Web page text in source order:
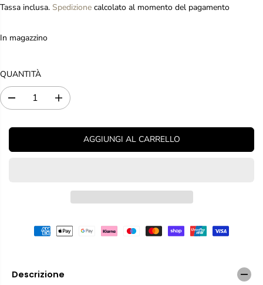
R
Z
R
G
O
Tassa inclusa. Spedizione calcolato al momento del pagamento
In magazzino
QUANTITÀ
i
u
i
A
u
t
u
a
i
AGGIUNGI AL CARRELLO
Descrizione